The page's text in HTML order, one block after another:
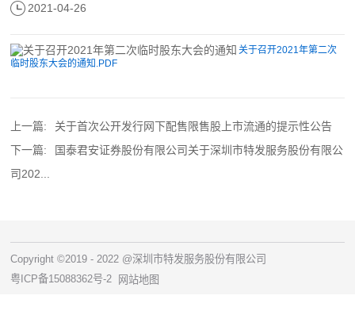
2021-04-26
关于召开2021年第二次
临时股东大会的通知.PDF
上一篇:
关于首次公开发行网下配售限售股上市流通的提示性公告
下一篇:
国泰君安证券股份有限公司关于深圳市特发服务股份有限公
司202...
Copyright ©2019 - 2022 @深圳市特发服务股份有限公司
粤ICP备15088362号-2
网站地图